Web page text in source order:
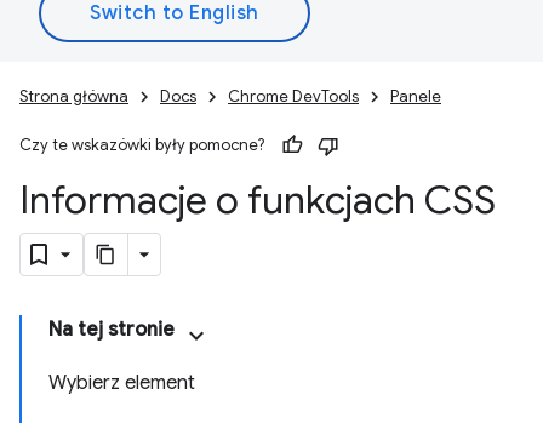
Strona główna Docs Chrome DevTools Panele
Czy te wskazówki były pomocne?
Informacje o funkcjach CSS
Na tej stronie
Wybierz element